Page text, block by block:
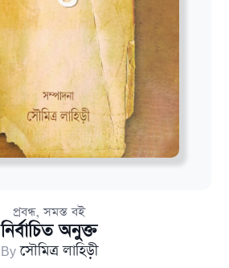
প্রবন্ধ,সমস্ত বই
নির্বাচিত অনুক্ত
Byসৌমিত্র লাহিড়ী